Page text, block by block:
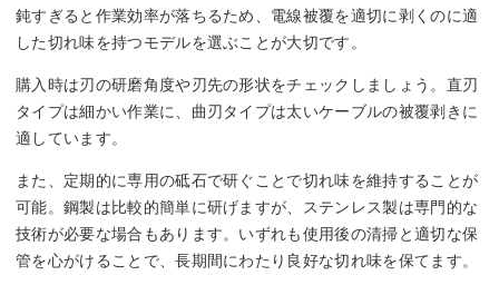
鈍すぎると作業効率が落ちるため、電線被覆を適切に剥くのに適
した切れ味を持つモデルを選ぶことが大切です。
購入時は刃の研磨角度や刃先の形状をチェックしましょう。直刃
タイプは細かい作業に、曲刃タイプは太いケーブルの被覆剥きに
適しています。
また、定期的に専用の砥石で研ぐことで切れ味を維持することが
可能。鋼製は比較的簡単に研げますが、ステンレス製は専門的な
技術が必要な場合もあります。いずれも使用後の清掃と適切な保
管を心がけることで、長期間にわたり良好な切れ味を保てます。